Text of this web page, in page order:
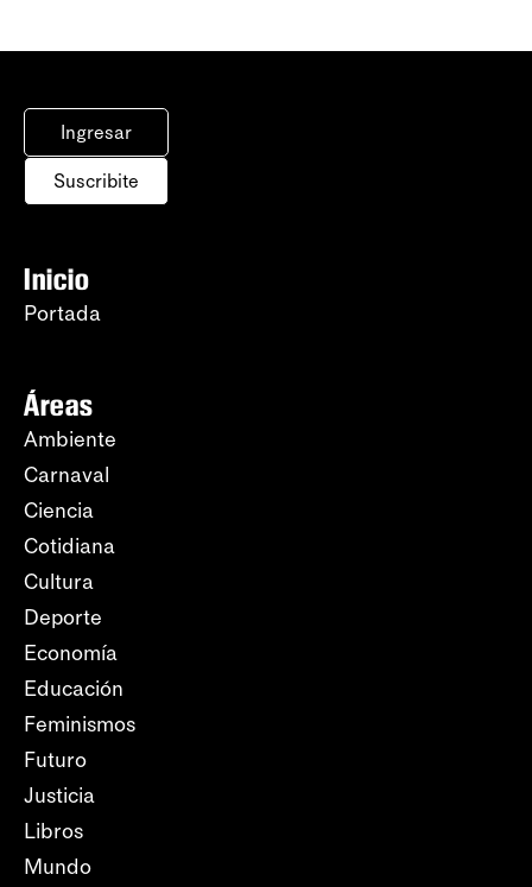
Ingresar
Suscribite
Inicio
Portada
Áreas
Ambiente
Carnaval
Ciencia
Cotidiana
Cultura
Deporte
Economía
Educación
Feminismos
Futuro
Justicia
Libros
Mundo